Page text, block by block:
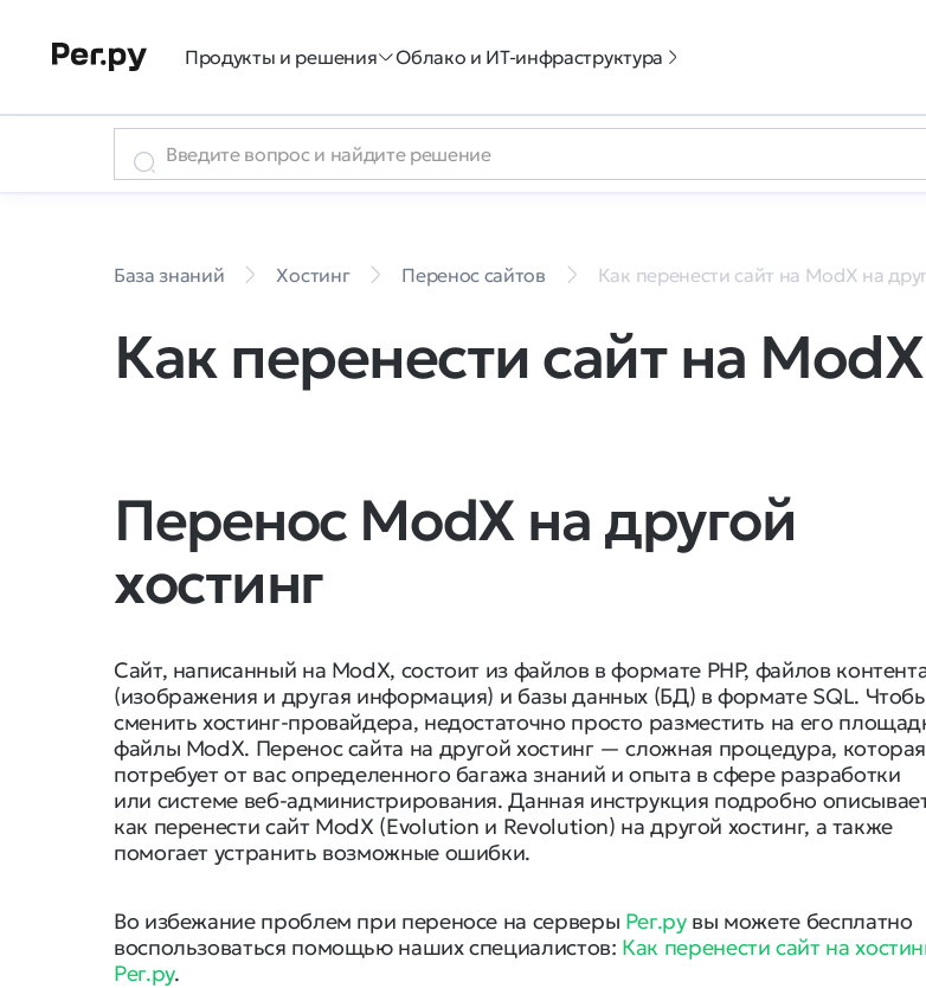
Продукты и решения Облако и ИТ-инфраструктура
База знаний Хостинг Перенос сайтов Как перенести сайт на ModX на
Как перенести сайт на
Перенос ModX на другой
хостинг
Сайт, написанный на ModX, состоит из файлов в формате PHP, файлов
(изображения и другая информация) и базы данных (БД) в формате SQL.
сменить хостинг-провайдера, недостаточно просто разместить на его
файлы ModX. Перенос сайта на другой хостинг — сложная процедура, которая
потребует от вас определенного багажа знаний и опыта в сфере разработки
или системе веб-администрирования. Данная инструкция подробно
как перенести сайт ModX (Evolution и Revolution) на другой хостинг, а также
помогает устранить возможные ошибки.
Во избежание проблем при переносе на серверы Рег.рувы можете бесплатно
воспользоваться помощью наших специалистов: Как перенести сайт на
Рег.ру.